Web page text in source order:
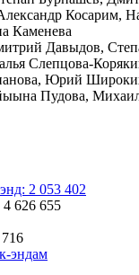
Косарим,
Каменева
Давыдов,
Слепцова-
, Юрий
Пудова,
2 053 402
4 626 655
эндам